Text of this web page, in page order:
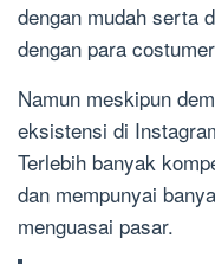
dengan mudah serta
dengan para
Namun meskipun
eksistensi di
Terlebih banyak
dan mempunyai
menguasai pasar.